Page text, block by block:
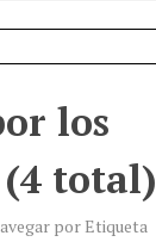
los
total)
por Etiqueta